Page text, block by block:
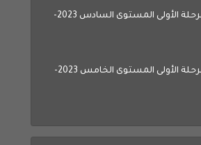
جميع فروض المرحلة الأولى المستوى السادس 2023-
جميع فروض المرحلة الأولى المستوى الخامس 2023-